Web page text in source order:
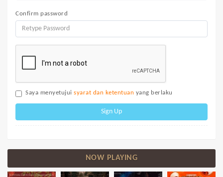
Confirm password
Saya menyetujui syarat dan ketentuan yang berlaku
Sign Up
NOW PLAYING